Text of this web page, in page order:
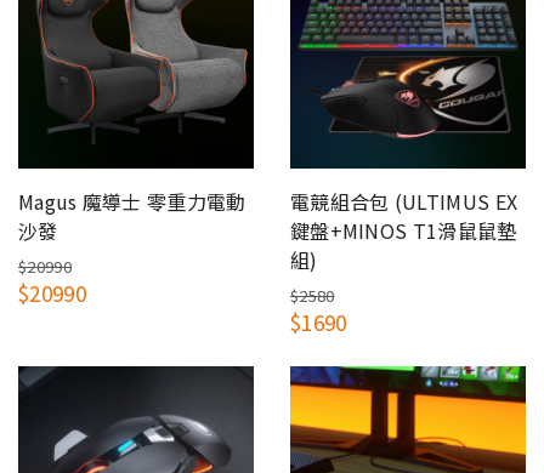
Magus 魔導士 零重力電動
沙發
$20990
$20990
電競組合包 (ULTIMUS EX
鍵盤+MINOS T1滑鼠鼠墊
組)
$2580
$1690